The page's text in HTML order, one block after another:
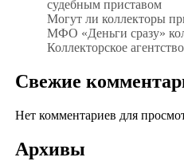
судебным приставом
Могут ли коллекторы
МФО «Деньги сразу»
Коллекторское
Свежие
Нет комментариев для
Архивы